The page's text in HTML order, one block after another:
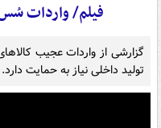
فیلم/ واردات
گزارشی از واردات عجیب
تولید داخلی نیاز به حمایت دارد.